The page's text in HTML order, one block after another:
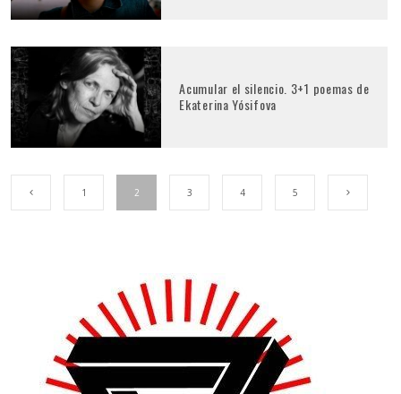
Acumular el silencio. 3+1 poemas de
Ekaterina Yósifova
1 2 3 4 5